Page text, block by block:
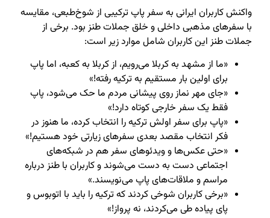
واکنش کاربران ایرانی به سفر پاپ ترکیبی از شوخ‌طبعی، مقایسه
با سفرهای مذهبی داخلی و خلق جملات طنز بود. برخی از
جملات طنز این کاربران شامل موارد زیر است:
«ما از مشهد به کربلا می‌رویم، از کربلا به کعبه، اما پاپ
برای اولین بار مستقیم به ترکیه رفته!»
«جای مهر نماز روی پیشانی مردم ما حک می‌شود، پاپ
فقط یک سفر خارجی کوتاه دارد!»
«پاپ برای سفر اولش ترکیه را انتخاب کرده، ما هنوز در
فکر انتخاب مقصد بعدی سفرهای زیارتی خود هستیم!»
«حتی عکس‌ها و ویدئوهای سفر هم در شبکه‌های
اجتماعی دست به دست می‌شوند و کاربران با طنز درباره
مراسم و ملاقات‌های پاپ می‌نویسند.»
«برخی کاربران شوخی کردند که ترکیه را باید با اتوبوس و
پای پیاده طی می‌کردند، نه پرواز!»